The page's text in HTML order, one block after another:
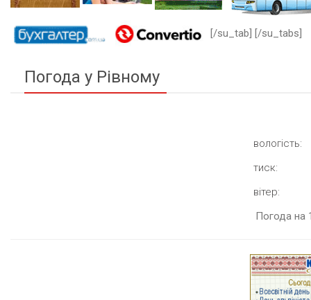
[/su_tab] [/su_tabs]
Погода у Рівному
вологість:
тиск:
вітер:
Погода на